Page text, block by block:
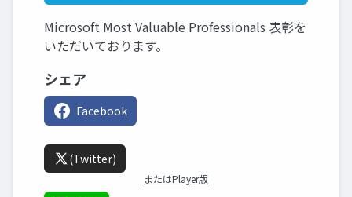
Microsoft Most Valuable Professionals 表彰を
いただいております。
シェア
Facebook
(Twitter)
またはPlayer版